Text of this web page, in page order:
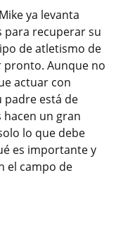
ya levanta
para recuperar su
de atletismo de
pronto. Aunque no
actuar con
padre está de
un gran
lo que debe
es importante y
el campo de